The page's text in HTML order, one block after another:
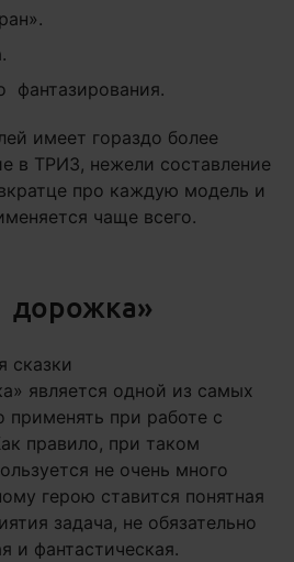
фантазирования.
имеет гораздо более
в ТРИЗ, нежели составление
про каждую модель и
чаще всего.
дорожка»
сказки
является одной из самых
при работе с
правило, при таком
не очень много
герою ставится понятная
задача, не обязательно
и фантастическая.